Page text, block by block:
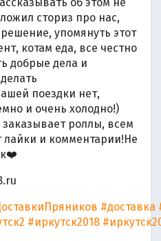
сториз про нас,
упомянуть этот
котам еда, все честно
добрые дела и
поездки нет,
и очень холодно!)
заказывает роллы, всем
лайки и комментарии!Не
#доставка
#иркутск2018